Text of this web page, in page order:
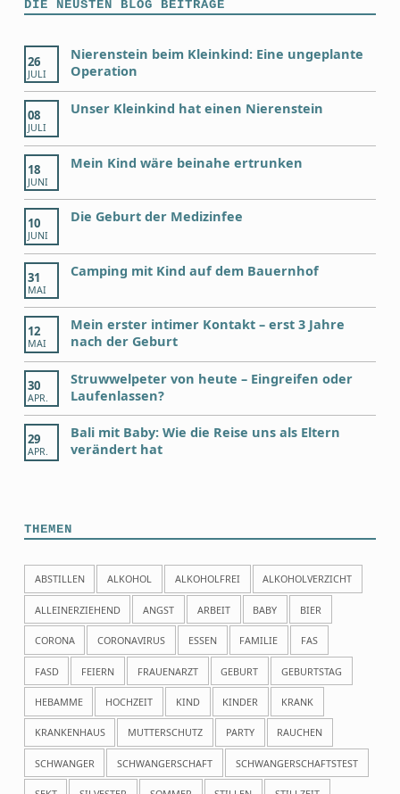
DIE NEUSTEN BLOG BEITRÄGE
26
JULI
Nierenstein beim Kleinkind: Eine ungeplante
Operation
08
JULI
Unser Kleinkind hat einen Nierenstein
18
JUNI
Mein Kind wäre beinahe ertrunken
10
JUNI
Die Geburt der Medizinfee
31
MAI
Camping mit Kind auf dem Bauernhof
12
MAI
Mein erster intimer Kontakt – erst 3 Jahre
nach der Geburt
30
APR.
Struwwelpeter von heute – Eingreifen oder
Laufenlassen?
29
APR.
Bali mit Baby: Wie die Reise uns als Eltern
verändert hat
THEMEN
ABSTILLEN ALKOHOL ALKOHOLFREI ALKOHOLVERZICHT
ALLEINERZIEHEND ANGST ARBEIT BABY BIER
CORONA CORONAVIRUS ESSEN FAMILIE FAS
FASD FEIERN FRAUENARZT GEBURT GEBURTSTAG
HEBAMME HOCHZEIT KIND KINDER KRANK
KRANKENHAUS MUTTERSCHUTZ PARTY RAUCHEN
SCHWANGER SCHWANGERSCHAFT SCHWANGERSCHAFTSTEST